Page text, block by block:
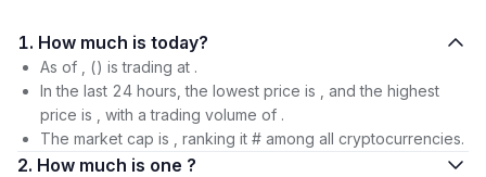
1. How much is today?
As of , () is trading at .
In the last 24 hours, the lowest price is , and the highest
price is , with a trading volume of .
The market cap is , ranking it # among all cryptocurrencies.
2. How much is one ?